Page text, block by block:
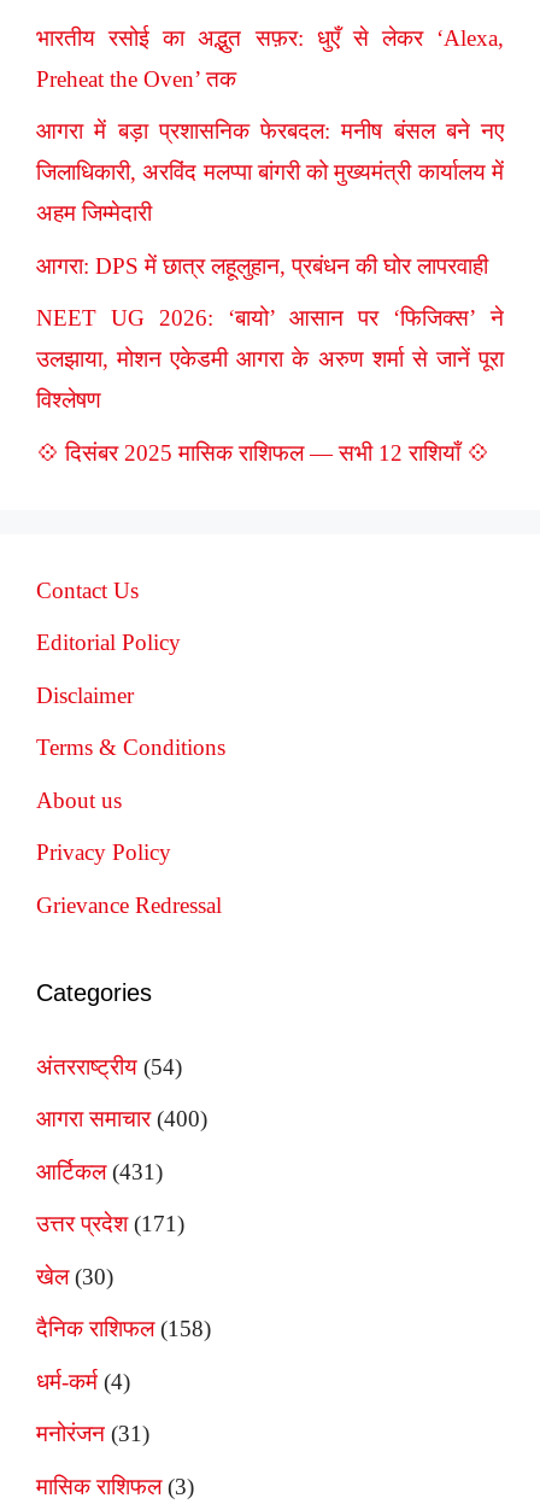
भारतीय रसोई का अद्भुत सफ़र: धुएँ से लेकर ‘Alexa,
Preheat the Oven’ तक
आगरा में बड़ा प्रशासनिक फेरबदल: मनीष बंसल बने नए
जिलाधिकारी, अरविंद मलप्पा बांगरी को मुख्यमंत्री कार्यालय में
अहम जिम्मेदारी
आगरा: DPS में छात्र लहूलुहान, प्रबंधन की घोर लापरवाही
NEET UG 2026: ‘बायो’ आसान पर ‘फिजिक्स’ ने
उलझाया, मोशन एकेडमी आगरा के अरुण शर्मा से जानें पूरा
विश्लेषण
💠 दिसंबर 2025 मासिक राशिफल — सभी 12 राशियाँ 💠
Contact Us
Editorial Policy
Disclaimer
Terms & Conditions
About us
Privacy Policy
Grievance Redressal
Categories
अंतरराष्ट्रीय (54)
आगरा समाचार(400)
आर्टिकल(431)
उत्तर प्रदेश(171)
खेल(30)
दैनिक राशिफल(158)
धर्म-कर्म (4)
मनोरंजन (31)
मासिक राशिफल(3)